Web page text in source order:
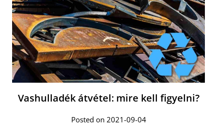
Vashulladék átvétel: mire kell figyelni?
Posted on 2021-09-04